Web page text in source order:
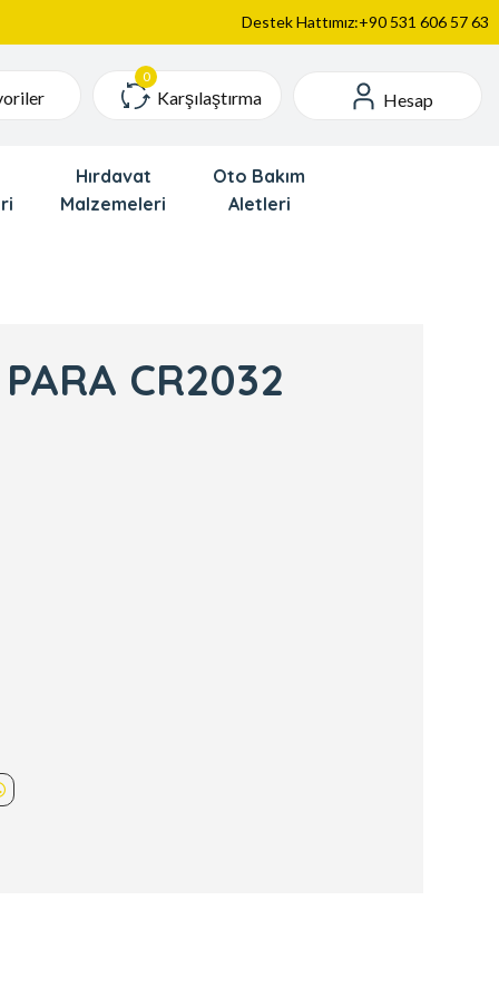
Destek Hattımız:+90 531 606 57 63
Karşılaştırma Hesap
Hırdavat
Malzemeleri
Oto Bakım
Aletleri
CR2032